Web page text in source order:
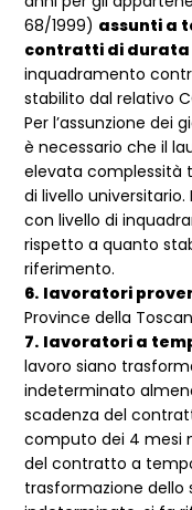
68/1999) assunti a
contratti di durata
inquadramento
stabilito dal relativo
Per l’assunzione dei
è necessario che il
elevata complessità
di livello
con livello di
rispetto a quanto
riferimento.
6. lavoratori
Province della
7. lavoratori a
lavoro siano
indeterminato
scadenza del
computo dei 4 mesi
del contratto a
trasformazione